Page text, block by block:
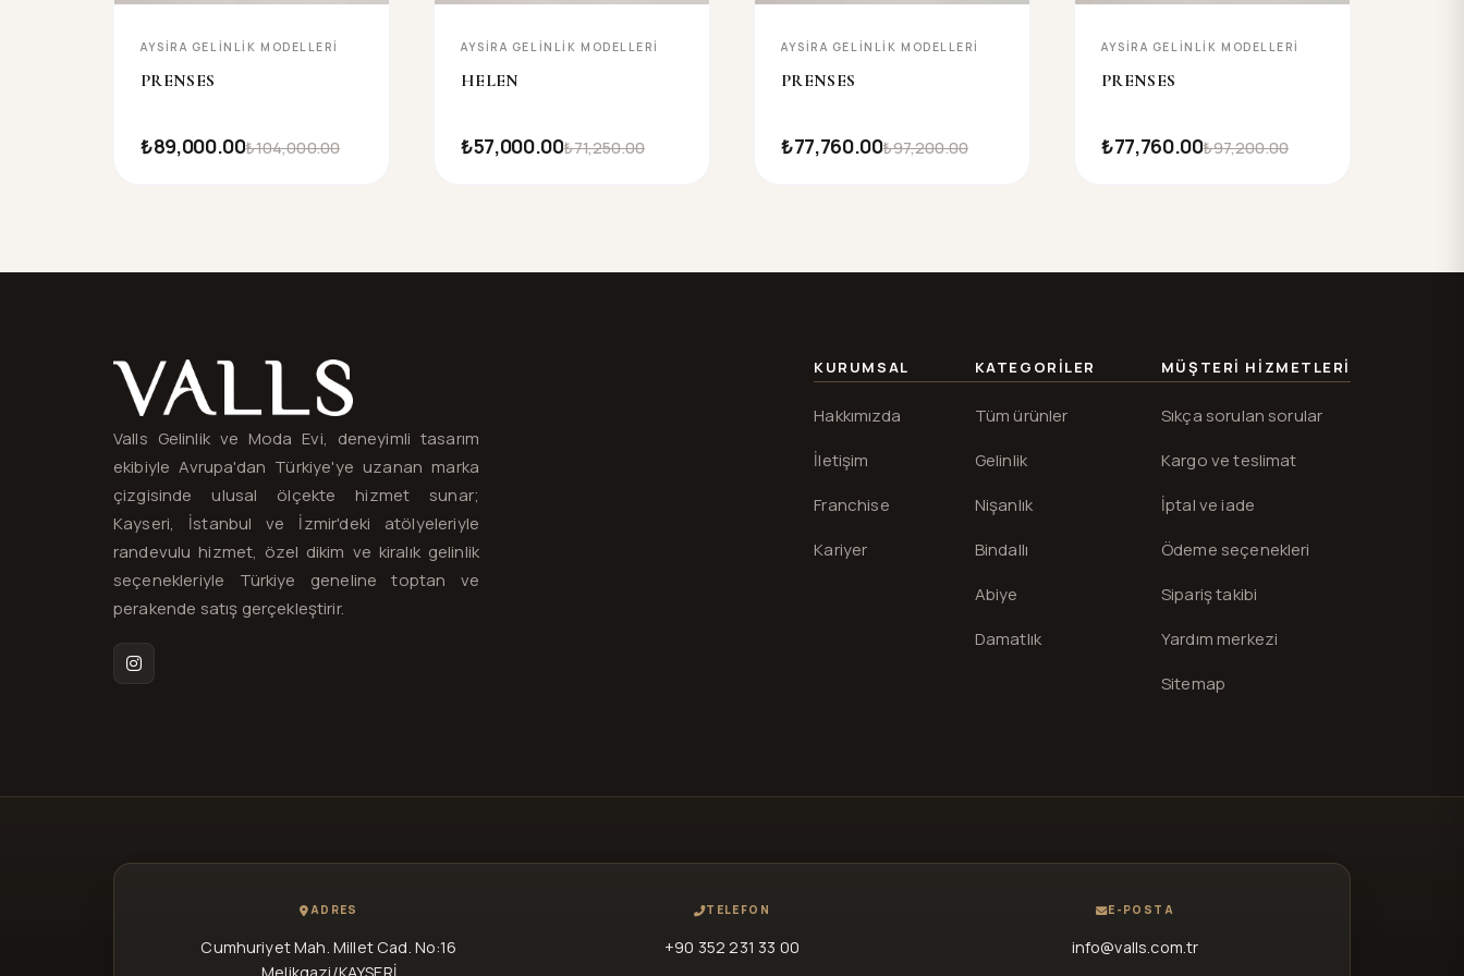
AYSIRA GELINLIK MODELLERI
PRENSES
₺104,000.00
₺89,000.00
AYSIRA GELINLIK MODELLERI
HELEN
₺71,250.00
₺57,000.00
AYSIRA GELINLIK MODELLERI
PRENSES
₺97,200.00
₺77,760.00
AYSIRA GELINLIK MODELLERI
PRENSES
₺97,200.00
₺77,760.00
Valls® — site haritası ve iletişim
Valls Gelinlik ve Moda Evi, deneyimli tasarım
ekibiyle Avrupa'dan Türkiye'ye uzanan marka
çizgisinde ulusal ölçekte hizmet sunar;
Kayseri, İstanbul ve İzmir'deki atölyeleriyle
randevulu hizmet, özel dikim ve kiralık gelinlik
seçenekleriyle Türkiye geneline toptan ve
perakende satış gerçekleştirir.
Instagram
KURUMSAL
Hakkımızda
İletişim
Franchise
Kariyer
KATEGORILER
Tüm ürünler
Gelinlik
Nişanlık
Bindallı
Abiye
Damatlık
MÜŞTERI HIZMETLERI
Sıkça sorulan sorular
Kargo ve teslimat
İptal ve iade
Ödeme seçenekleri
Sipariş takibi
Yardım merkezi
Sitemap
ADRES
Cumhuriyet Mah. Millet Cad. No:16
TELEFON
+90 352 231 33 00
E-POSTA
info@valls.com.tr